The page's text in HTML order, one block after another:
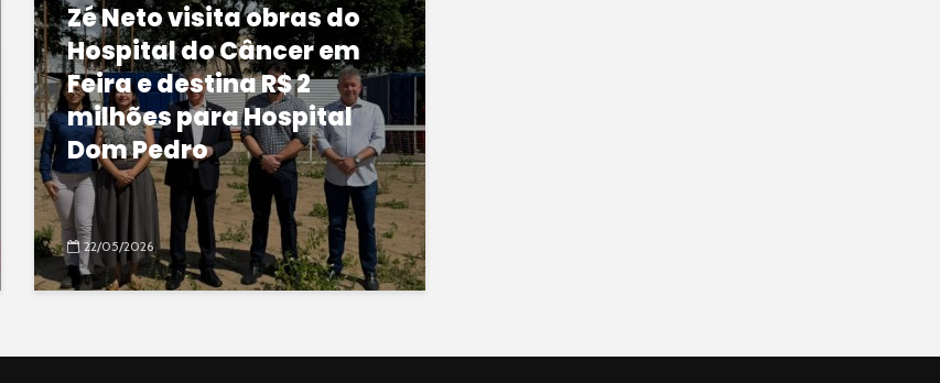
Zé Neto visita obras do
Hospital do Câncer em
Feira e destina R$ 2
milhões para Hospital
Dom Pedro
22/05/2026